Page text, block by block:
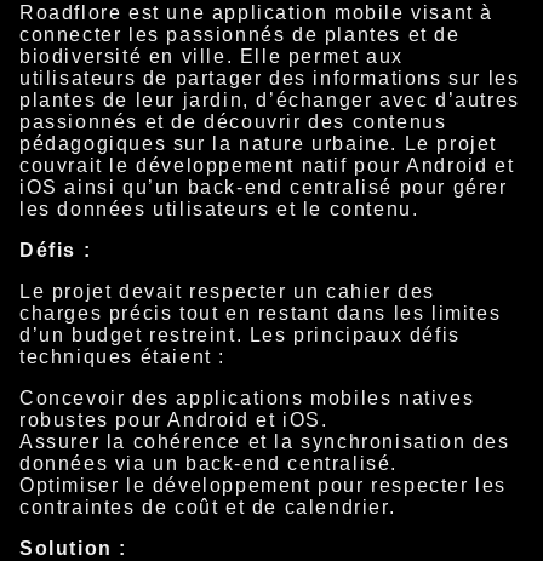
Roadflore est une application mobile visant à
connecter les passionnés de plantes et de
biodiversité en ville. Elle permet aux
utilisateurs de partager des informations sur les
plantes de leur jardin, d’échanger avec d’autres
passionnés et de découvrir des contenus
pédagogiques sur la nature urbaine. Le projet
couvrait le développement natif pour Android et
iOS ainsi qu’un back-end centralisé pour gérer
les données utilisateurs et le contenu.
Défis :
Le projet devait respecter un cahier des
charges précis tout en restant dans les limites
d’un budget restreint. Les principaux défis
techniques étaient :
Concevoir des applications mobiles natives
robustes pour Android et iOS.
Assurer la cohérence et la synchronisation des
données via un back-end centralisé.
Optimiser le développement pour respecter les
contraintes de coût et de calendrier.
Solution :